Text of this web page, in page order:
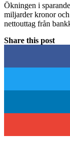
Ökningen i
miljarder kronor
nettouttag från
Share this post